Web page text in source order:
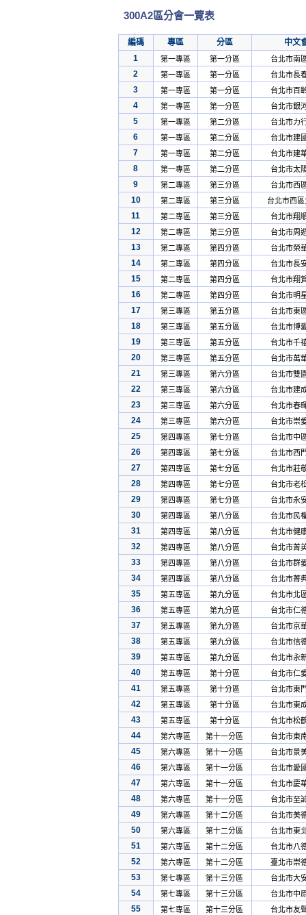
300A2區分會一覽表
編碼 專區 分區
中文
1
第一專區 第一分區 台北市南
2 第一專區 第一分區 台北市長
3 第一專區 第一分區 台北市百
4 第一專區 第一分區 台北市銀
5 第一專區 第二分區 台北市力
6 第一專區 第二分區 台北市建
7 第一專區 第二分區 台北市建
8 第一專區 第二分區 台北市太
9 第二專區 第三分區 台北市西
10 第二專區 第三分區 台北市西
11 第二專區 第三分區 台北市翔
12 第二專區 第三分區 台北市周
13 第二專區 第四分區 台北市榮
14 第二專區 第四分區 台北市長
15 第二專區 第四分區 台北市翔
16 第二專區 第四分區 台北市明
17 第三專區 第五分區 台北市東
18 第三專區 第五分區 台北市博
19 第三專區 第五分區 台北市千
20 第三專區 第五分區 台北市萬
21 第三專區 第六分區 台北市雙
22 第三專區 第六分區 台北市建
23 第三專區 第六分區 台北市春
24 第三專區 第六分區 台北市崇
25 第四專區 第七分區 台北市中
26 第四專區 第七分區 台北市西
27 第四專區 第七分區 台北市莊
28 第四專區 第七分區 台北市老
29 第四專區 第七分區 台北市永
30 第四專區 第八分區 台北市民
31 第四專區 第八分區 台北市健
32 第四專區 第八分區 台北市菁
33 第四專區 第八分區 台北市群
34 第四專區 第八分區 台北市菁
35 第五專區 第九分區 台北市北
36 第五專區 第九分區 台北市仁
37 第五專區 第九分區 台北市京
38 第五專區 第九分區 台北市信
39 第五專區 第九分區 台北市永
40 第五專區 第十分區 台北市仁
41 第五專區 第十分區 台北市東
42 第五專區 第十分區 台北市東
43 第五專區 第十分區 台北市松
44 第六專區 第十一分區 台北市東
45 第六專區 第十一分區 台北市景
46 第六專區 第十一分區 台北市愛
47 第六專區 第十一分區 台北市慶
48 第六專區 第十一分區 台北市至
49 第六專區 第十二分區 台北市美
50 第六專區 第十二分區 台北市東
51 第六專區 第十二分區 台北市八
52 第六專區 第十二分區 臺北市崇
53 第七專區 第十三分區 台北市大
54 第七專區 第十三分區 台北市中
55 第七專區 第十三分區 台北市友